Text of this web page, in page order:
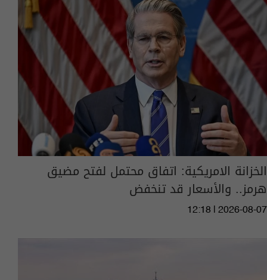
الخزانة الامريكية: اتفاق محتمل لفتح مضيق
هرمز.. والأسعار قد تنخفض
12:18 | 2026-08-07